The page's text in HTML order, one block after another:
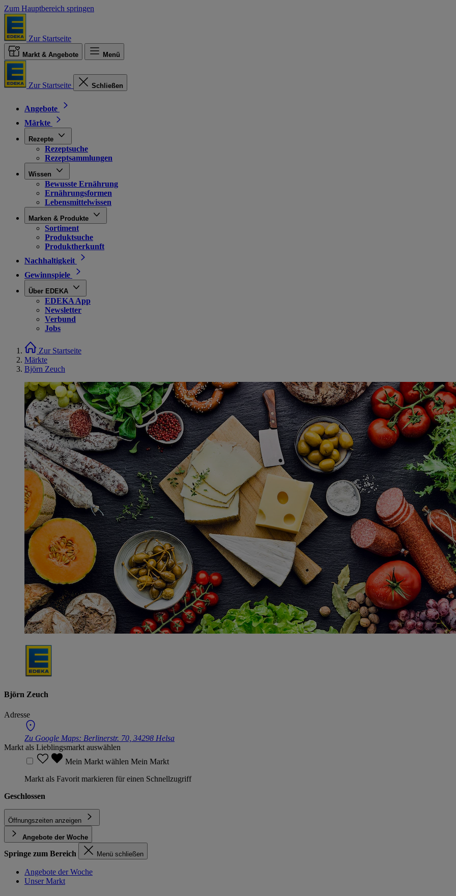
Zum Hauptbereich springen
Zur Startseite
Markt & Angebote Menü
Zur Startseite Schließen
Angebote
Märkte
Rezepte
Rezeptsuche
Rezeptsammlungen
Wissen
Bewusste Ernährung
Ernährungsformen
Lebensmittelwissen
Marken & Produkte
Sortiment
Produktsuche
Produktherkunft
Nachhaltigkeit
Gewinnspiele
Über EDEKA
EDEKA App
Newsletter
Verbund
Jobs
Zur Startseite
Märkte
Björn Zeuch
Björn Zeuch
Adresse
Zu Google Maps: Berlinerstr. 70, 34298 Helsa
Markt als Lieblingsmarkt auswählen
Mein Markt wählen Mein Markt
Markt als Favorit markieren für einen Schnellzugriff
Geschlossen
Öffnungszeiten anzeigen
Angebote der Woche
Springe zum Bereich Menü schließen
Angebote der Woche
Unser Markt